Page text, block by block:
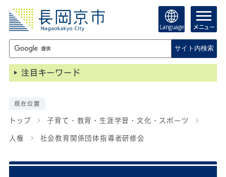
Language メニュー
サイト内検索
注目キーワード
現在位置
トップ 子育て・教育・生涯学習・文化・スポーツ
人権 社会教育関係団体指導者研修会